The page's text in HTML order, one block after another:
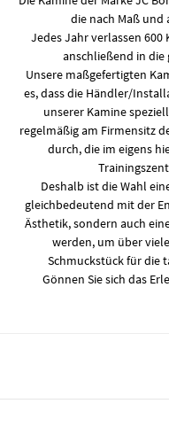
die nach Maß
Jedes Jahr verlassen
anschließend in die
Unsere maßgefertigten
es, dass die Händler/
unserer Kamine
regelmäßig am Firmensitz
durch, die im eigens
Deshalb ist die Wahl
gleichbedeutend mit der
Ästhetik, sondern auch
werden, um über
Schmuckstück für die
Gönnen Sie sich das